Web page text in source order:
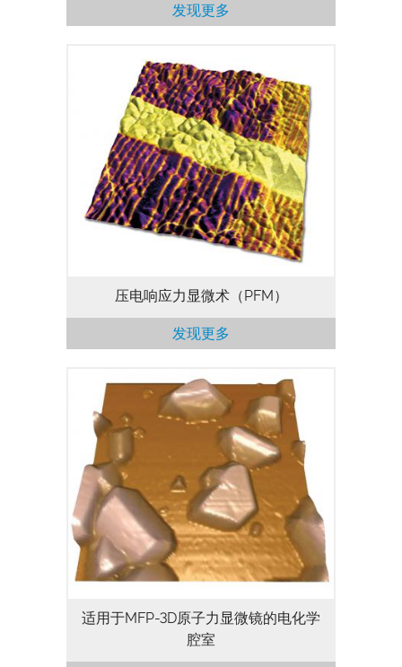
发现更多
利用压电响应力模式，我们能够通过针尖对
样品施加高偏压值（上至±220 V，在MFP-
3D Infinity上，上至±150 V），以便对压电
材料（包括铁电体和多铁性材料）进行高灵
敏度和无串扰的测量（）。该模式兼容除
Origin以外所有MFP-3D原子力显微镜。
压电响应力显微术（PFM）
发现更多
利用电化学腔室（EC腔室），可以对金属
和其他材料的沉积、氧化、腐蚀和传质进行
原位研究。这个腔室可以在完全密封的环境
下操作，并且能够加热至60°C（适用于所
有MFP-3D型号，但加热版不适用于Origin
型号）。
适用于MFP-3D原子力显微镜的电化学
腔室